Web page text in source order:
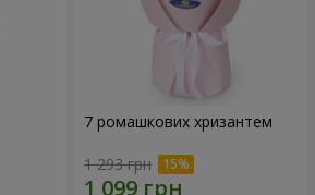
7 ромашкових хризантем
1 293 грн